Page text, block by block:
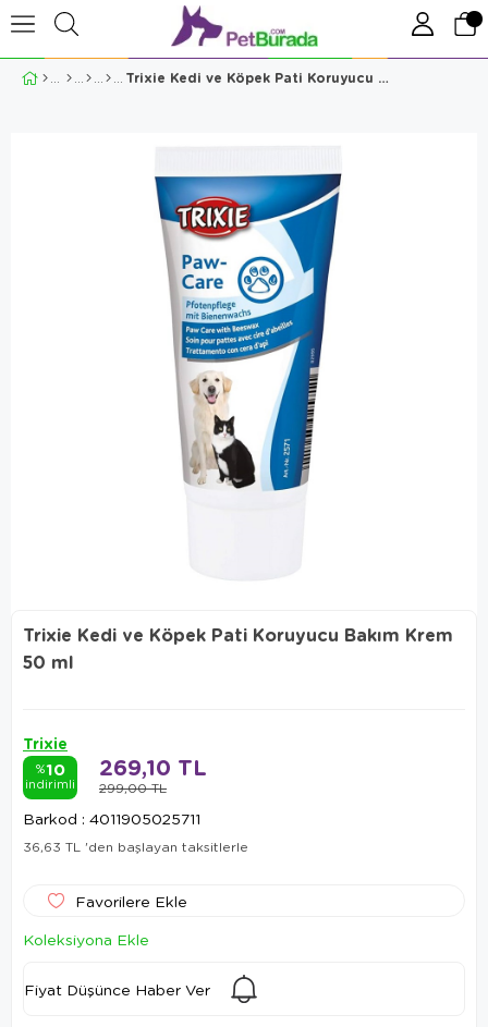
Trixie Kedi ve Köpek Pati Koruyucu Bakım Krem 50 ml
Trixie Kedi ve Köpek Pati Koruyucu Bakım Krem
50 ml
Trixie
%10
indirimli 299,00 TL
269,10 TL
Barkod : 4011905025711
36,63 TL 'den başlayan taksitlerle
Favorilere Ekle
Koleksiyona Ekle
Fiyat Düşünce Haber Ver